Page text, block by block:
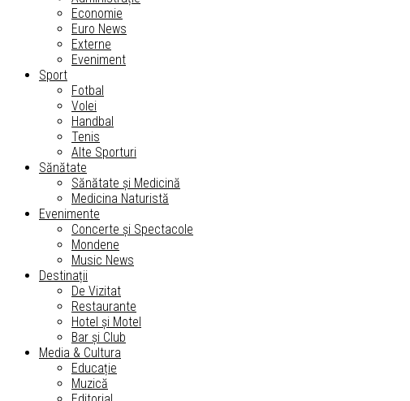
Economie
Euro News
Externe
Eveniment
Sport
Fotbal
Volei
Handbal
Tenis
Alte Sporturi
Sănătate
Sănătate și Medicină
Medicina Naturistă
Evenimente
Concerte și Spectacole
Mondene
Music News
Destinații
De Vizitat
Restaurante
Hotel și Motel
Bar și Club
Media & Cultura
Educație
Muzică